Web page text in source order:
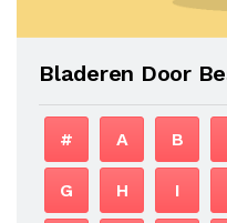
Bladeren Door
# A B
G H I